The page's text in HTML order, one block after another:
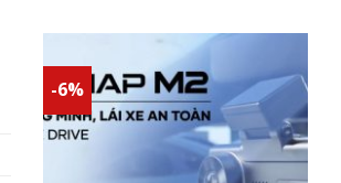
-6%
Add to
wishlist